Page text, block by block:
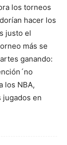
los torneos
hacer los
justo el
más se
ganando:
los NBA,
en